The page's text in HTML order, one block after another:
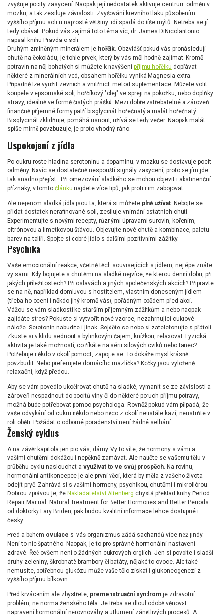
zvyšuje pocity zasycení. Naopak její nedostatek aktivuje centrum odměn v
mozku, a tak zesiluje závislosti. Zvyšování krevního tlaku působením
vyššího příjmu soli u naprosté většiny lidí spadá do říše mýtů. Netřeba se jí
tedy obávat. Pokud vás zajímá toto téma víc, dr. James DiNicolantonio
napsal knihu Pravda o soli.
Druhým zmíněným minerálem je hořčík. Obzvlášť pokud vás pronásledují
chutě na čokoládu, je tohle prvek, který by vás měl hodně zajímat. Kromě
potravin na něj bohatých si můžete k navýšení příjmu hořčíku dopřávat
některé z minerálních vod, obsahem hořčíku vyniká Magnesia extra.
Případně lze využít zevních a vnitřních metod suplementace. Můžete volit
koupele v epsomské soli, hořčíkový "olej" ve spreji na pokožku, nebo doplňky
stravy, ideálně ve formě čistých prášků. Mezi dobře vstřebatelné a zároveň
finančně příjemné formy patří bisglycinát hořečnatý a malát hořečnatý.
Bisglycinát zklidňuje, pomáhá usnout, užívá se tedy večer. Naopak malát
spíše mírně povzbuzuje, je proto vhodný ráno.
Uspokojení z jídla
Po cukru roste hladina serotoninu a dopaminu, v mozku se dostavuje pocit
odměny. Navíc se dostatečně nespouští signály zasycení, proto se jím jde
tak snadno přejíst. Při omezování sladkého se mohou objevit i abstinenční
příznaky, v tomto článku najdete více tipů, jak proti nim zabojovat.
Ale nejenom sladká jídla jsou ta, která si můžete plně užívat. Nebojte se
přidat dostatek nerafinované soli, zesiluje vnímání ostatních chutí.
Experimentujte s novými recepty, různými úpravami surovin, kořením,
citrónovou a limetkovou šťávou. Objevujte nové chutě a kombinace, paletu
barev na talíři. Spojte si dobré jídlo s dalšími pozitivními zážitky.
Psychika
Vaše emocionální reakce, včetně těch souvisejících s jídlem, nejlépe znáte
vy sami. Kdy bojujete s chutěmi na sladké nejvíce, ve kterou denní dobu, při
jakých příležitostech? Při oslavách a jiných společenských akcích? Připravte
se na ně, například domluvou s hostitelem, vlastním doneseným jídlem
(třeba ho ocení i někdo jiný kromě vás), pořádným obědem před akcí.
Vážou se vám sladkosti ke starším příjemným zážitkům a nebo naopak
zajídáte stres? Pokuste si vytvořit nové vzorce, nezahrnující cukrové
nálože. Serotonin nabudíte i jinak. Sejděte se nebo si zatelefonujte s přáteli.
Zkuste si v klidu sednout s bylinkovým čajem, knížkou, relaxovat. Fyzická
aktivita je také možností, co říkáte na sérii silových cviků nebo tanec?
Potřebuje někdo v okolí pomoct, zapojte se. To dokáže mysl krásně
povzbudit. Nebo preferujete domácího mazlíčka? Kočky jsou vyloženě
relaxační, když předou.
Aby se vám povedlo ukočírovat chutě na sladké, vymanit se ze závislosti a
zároveň nespadnout do pocitů viny či do některé poruch příjmu potravy,
možná bude potřebovat pomoc psychologa. Rovněž pokud vám připadá, že
vaše odvykání od cukru někdo nebo něco z okolí neustále kazí, neustrňte v
roli oběti. Požádat o odborné poradenství není žádné selhání.
Ženský cyklus
A na závěr kapitola jen pro vás, dámy. Vy to víte, že hormony s vámi a
vašimi chutěmi dokážou i nepěkně zamávat. Ale naučte se vašemu tělu v
průběhu cyklu naslouchat a využívat to ve svůj prospěch. Na rovinu,
hormonální antikoncepce je ale první věcí, která by měla z vašeho života
odejít pryč. Zahrává si s vašimi hormony, psychikou, chutěmi i mikroflórou.
Dobrou zprávou je, že Nakladatelství Altenberg chystá překlad knihy Period
Repair Manual: Natural Treatment for Better Hormones and Better Periods
od doktorky Lary Briden, pak budou kvalitní informace lehce dostupné i
česky.
Před a během ovulace si váš organizmus žádá sacharidů více než jindy.
Není to nic špatného. Naopak, je to pro správné hormonální nastavení
zdravé. Řeč ovšem není o žádných cukrových orgiích. Jen si povolte i sladší
druhy zeleniny, škrobnaté brambory či batáty, nějaké to ovoce. Ale také
nemusíte, potřebnou glukózu může vaše tělo získat i glukoneogenezí z
vyššího příjmu bílkovin.
Před krvácením ale zbystřete, premenstruační syndrom je zdravotní
problém, ne norma ženského těla. Je třeba se dlouhodobě věnovat
napravení hormonální nerovnováhy a utlumení zánětlivých procesů. A